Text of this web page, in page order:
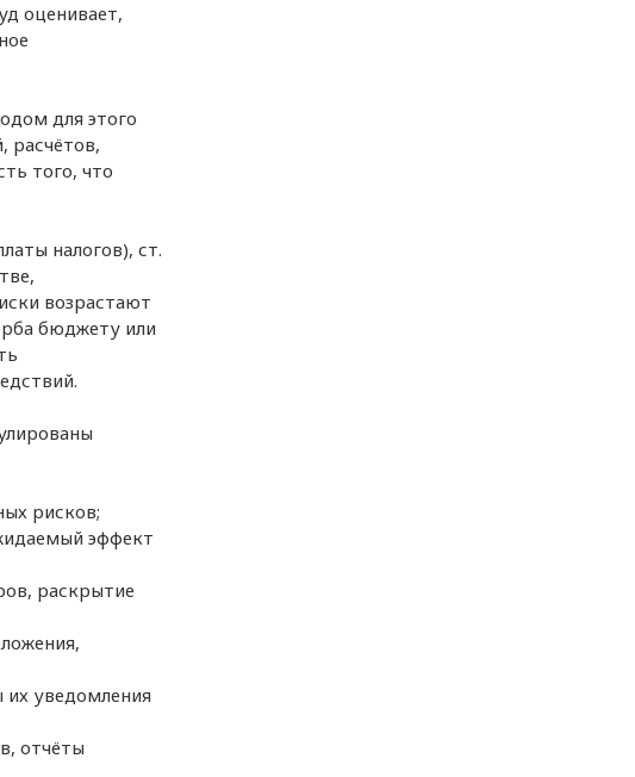
оценивает,
для этого
расчётов,
того, что
налогов), ст.
возрастают
бюджету или
рисков;
эффект
раскрытие
уведомления
отчёты